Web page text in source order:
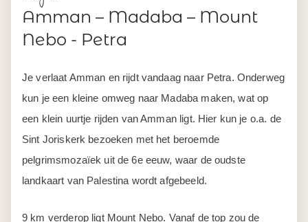
kun je een kleine omweg naar Madaba maken, wat op
Sint Joriskerk bezoeken met het beroemde
9 km verderop ligt Mount Nebo. Vanaf de top zou de
beloofde land. Je kunt hier het Moses Memorial en een
opgegraven Byzantijnse kerk bezoeken met een